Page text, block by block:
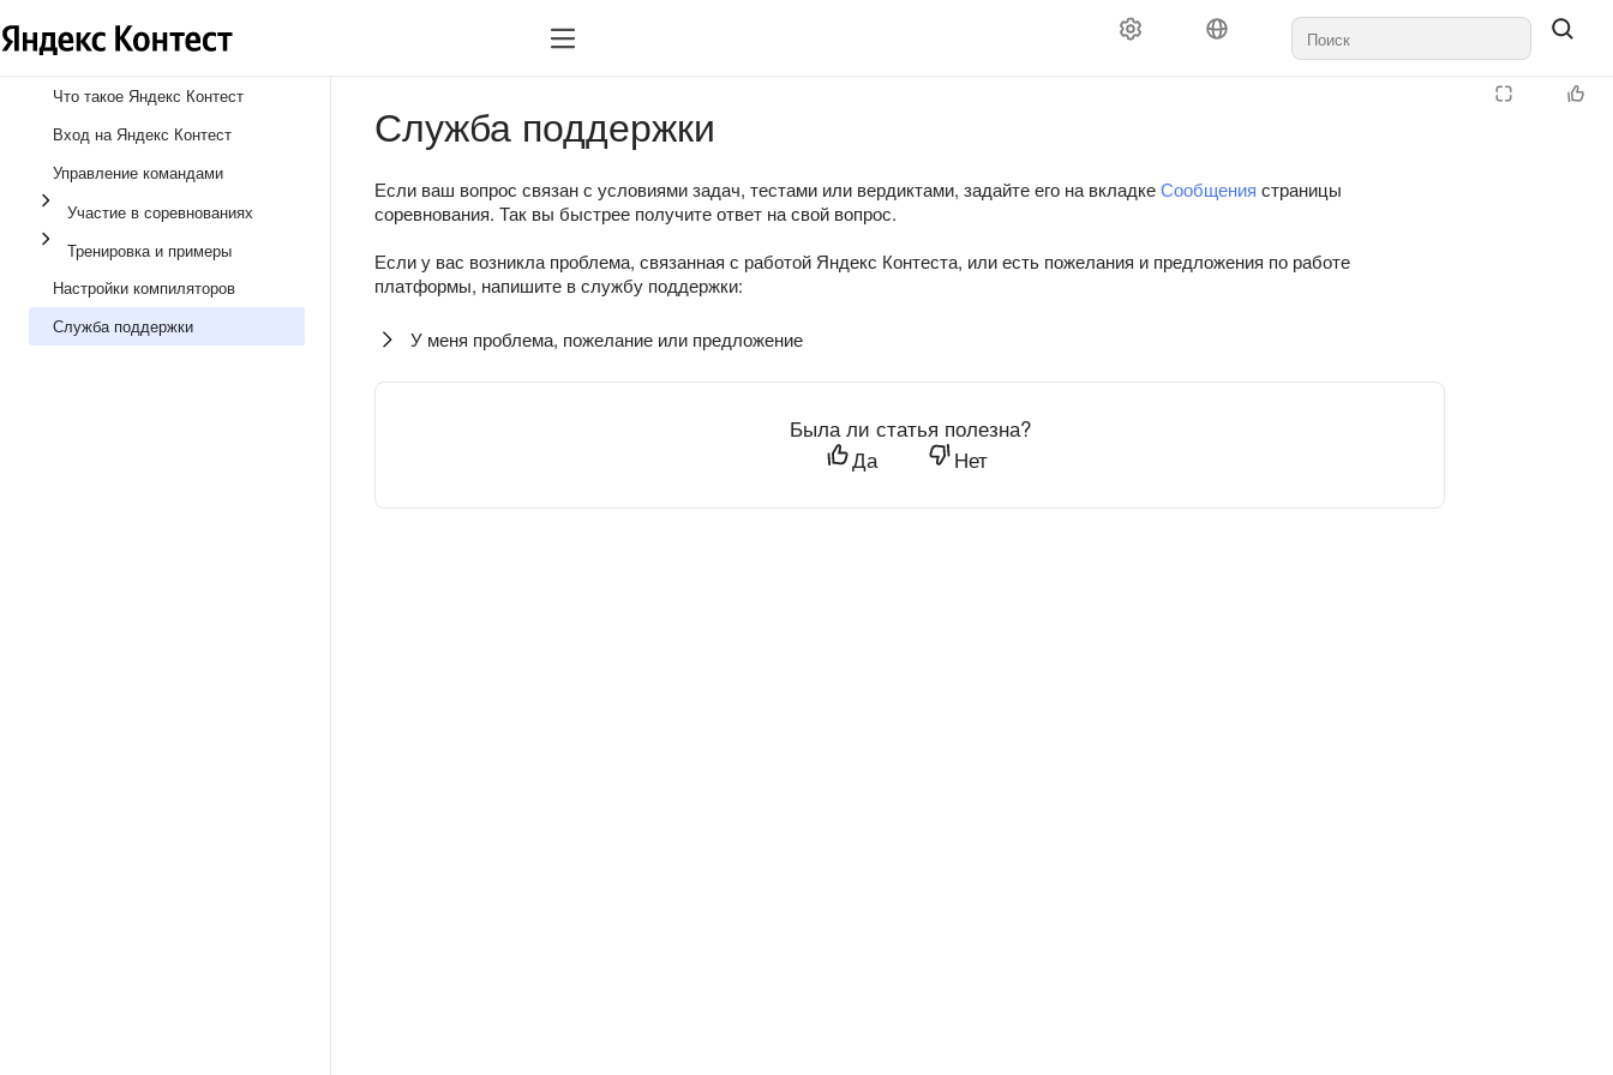
Что такое Яндекс Контест
Вход на Яндекс Контест
Управление командами
Участие в соревнованиях
Тренировка и примеры
Настройки компиляторов
Служба поддержки
Служба поддержки
Если ваш вопрос связан с условиями задач, тестами или вердиктами, задайте его на вкладкеСообщения страницы
соревнования. Так вы быстрее получите ответ на свой вопрос.
Если у вас возникла проблема, связанная с работой Яндекс Контеста, или есть пожелания и предложения по работе
платформы, напишите в службу поддержки:
У меня проблема, пожелание или предложение
Была ли статья полезна?
Да
Нет